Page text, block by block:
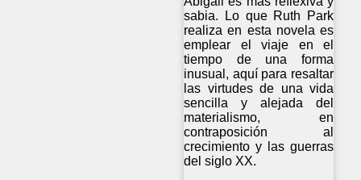
sabia. Lo que Ruth Park
realiza en esta novela es
emplear el viaje en el
tiempo de una forma
inusual, aquí para resaltar
las virtudes de una vida
sencilla y alejada del
materialismo, en
contraposición al
crecimiento y las guerras
del siglo XX.